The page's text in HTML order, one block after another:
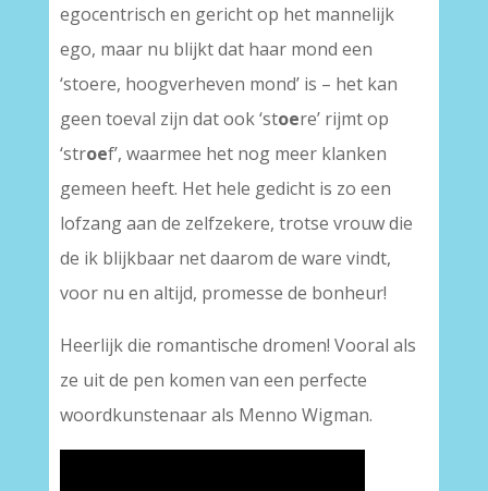
egocentrisch en gericht op het mannelijk
ego, maar nu blijkt dat haar mond een
‘stoere, hoogverheven mond’ is – het kan
geen toeval zijn dat ook ‘stoere’ rijmt op
‘stroef’, waarmee het nog meer klanken
gemeen heeft. Het hele gedicht is zo een
lofzang aan de zelfzekere, trotse vrouw die
de ik blijkbaar net daarom de ware vindt,
voor nu en altijd, promesse de bonheur!
Heerlijk die romantische dromen! Vooral als
ze uit de pen komen van een perfecte
woordkunstenaar als Menno Wigman.